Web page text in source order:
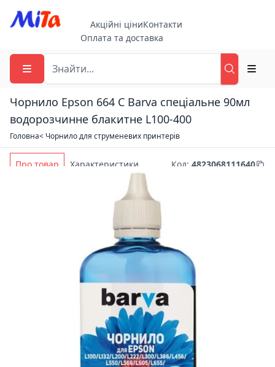
Акційні ціниКонтакти
Оплата та доставка
Чорнило Epson 664 C Barva спеціальне 90мл
водорозчинне блакитне L100-400
Головна< Чорнило для струменевих принтерів
Про товар Характеристики Код: 4823068111640